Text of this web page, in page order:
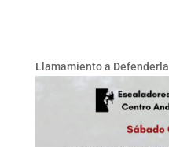
Llamamiento a Defenderla